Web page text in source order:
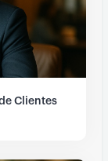
Clientes